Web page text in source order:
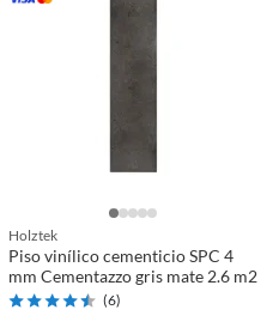
Holztek
Piso vinílico cementicio SPC 4
mm Cementazzo gris mate 2.6 m2
(6)